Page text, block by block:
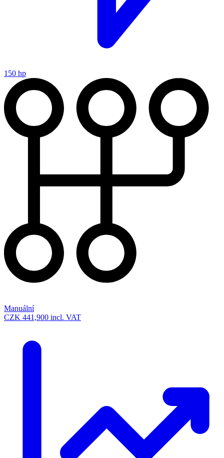
150 hp
Manuální
CZK 441,900 incl. VAT